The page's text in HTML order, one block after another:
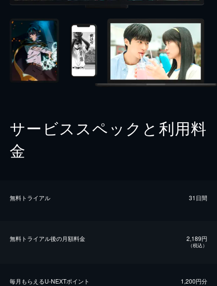
サービススペックと利用料
金
無料トライアル 31日間
無料トライアル後の⽉額料金 2,189円
（税込）
毎⽉もらえるU-NEXTポイント 1,200円分